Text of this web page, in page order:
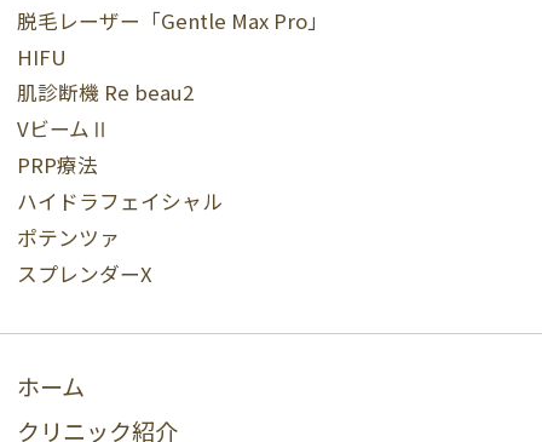
脱毛レーザー「Gentle Max Pro」
HIFU
肌診断機 Re beau2
VビームⅡ
PRP療法
ハイドラフェイシャル
ポテンツァ
スプレンダーX
ホーム
クリニック紹介